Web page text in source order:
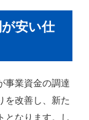
安い仕
事業資金の調達
を改善し、新た
となります。し